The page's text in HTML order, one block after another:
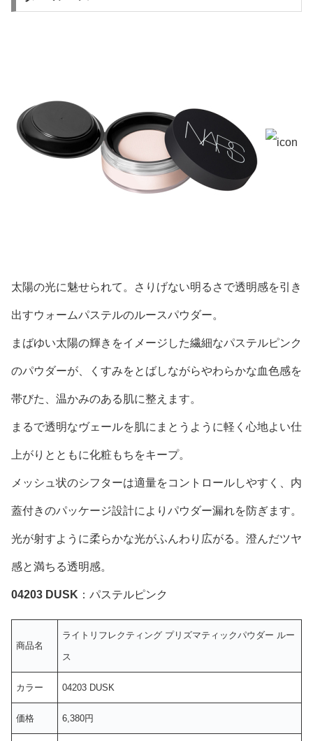
太陽の光に魅せられて。さりげない明るさで透明感を引き
出すウォームパステルのルースパウダー。
まばゆい太陽の輝きをイメージした繊細なパステルピンク
のパウダーが、くすみをとばしながらやわらかな血色感を
帯びた、温かみのある肌に整えます。
まるで透明なヴェールを肌にまとうように軽く心地よい仕
上がりとともに化粧もちをキープ。
メッシュ状のシフターは適量をコントロールしやすく、内
蓋付きのパッケージ設計によりパウダー漏れを防ぎます。
光が射すように柔らかな光がふんわり広がる。澄んだツヤ
感と満ちる透明感。
04203 DUSK ：パステルピンク
商品名
ライトリフレクティング プリズマティックパウダー ルー
ス
カラー 04203 DUSK
価格 6,380円